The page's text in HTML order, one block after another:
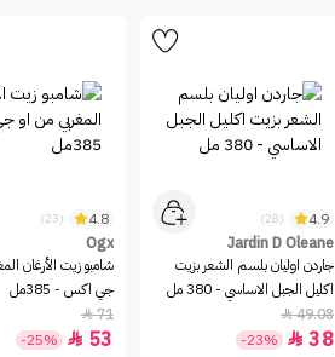
4.9
(28)
Jardin D Oleane
جاردن اوليان بلسم الشعر بزيت
اكليل الجبل الاساسي - 380 مل
49.08

38

-23%
4.8
(23)
Ogx
شامبو زيت الأرغان
جي اكس - 385مل
71

53

-25%